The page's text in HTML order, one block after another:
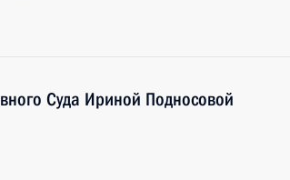
Суда Ириной Подносовой